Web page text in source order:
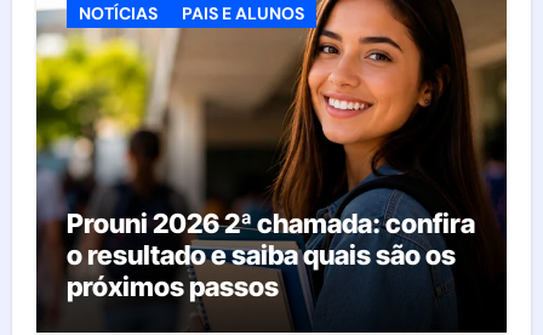
NOTÍCIAS PAIS E ALUNOS
Prouni 2026 2ª chamada: confira
o resultado e saiba quais são os
próximos passos